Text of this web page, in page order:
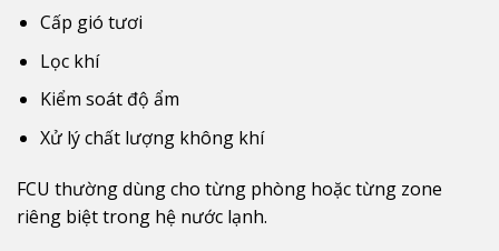
Cấp gió tươi
Lọc khí
Kiểm soát độ ẩm
Xử lý chất lượng không khí
FCU thường dùng cho từng phòng hoặc từng zone
riêng biệt trong hệ nước lạnh.